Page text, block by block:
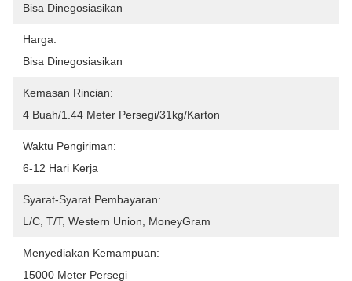
Bisa Dinegosiasikan
Harga:
Bisa Dinegosiasikan
Kemasan Rincian:
4 Buah/1.44 Meter Persegi/31kg/karton
Waktu Pengiriman:
6-12 Hari Kerja
Syarat-Syarat Pembayaran:
L/C, T/T, Western Union, MoneyGram
Menyediakan Kemampuan:
15000 Meter Persegi